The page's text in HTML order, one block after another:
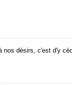
nos désirs, c'est d'y